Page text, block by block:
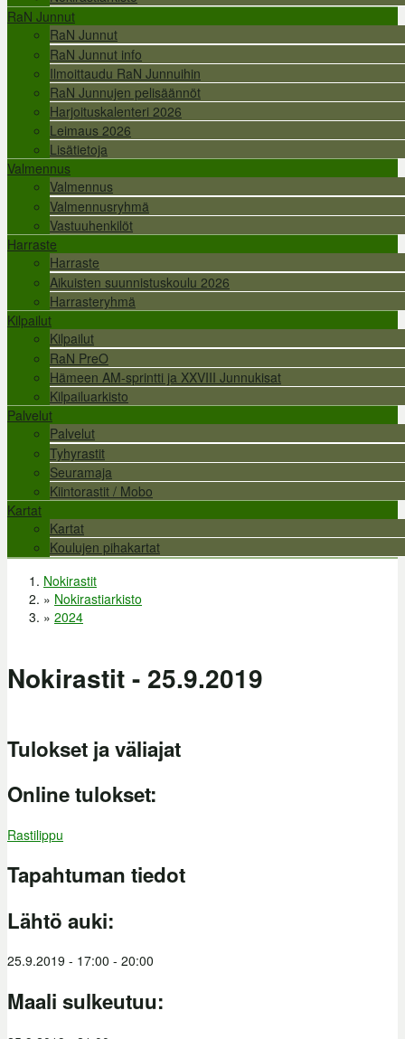
RaN Junnut
RaN Junnut
RaN Junnut info
Ilmoittaudu RaN Junnuihin
RaN Junnujen pelisäännöt
Harjoituskalenteri 2026
Leimaus 2026
Lisätietoja
Valmennus
Valmennus
Valmennusryhmä
Vastuuhenkilöt
Harraste
Harraste
Aikuisten suunnistuskoulu 2026
Harrasteryhmä
Kilpailut
Kilpailut
RaN PreO
Hämeen AM-sprintti ja XXVIII Junnukisat
Kilpailuarkisto
Palvelut
Palvelut
Tyhyrastit
Seuramaja
Kiintorastit / Mobo
Kartat
Kartat
Koulujen pihakartat
Olet täällä
Nokirastit
» Nokirastiarkisto
» 2024
Nokirastit - 25.9.2019
Tulokset ja väliajat
Online tulokset:
Rastilippu
Tapahtuman tiedot
Lähtö auki:
25.9.2019 - 17:00 - 20:00
Maali sulkeutuu: